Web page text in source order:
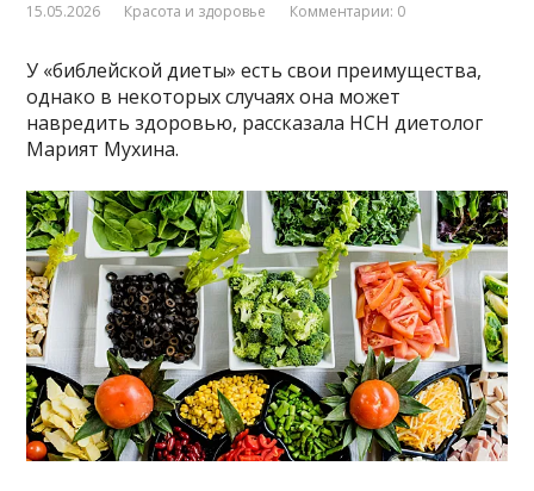
15.05.2026 Красота и здоровье Комментарии: 0
У «библейской диеты» есть свои преимущества,
однако в некоторых случаях она может
навредить здоровью, рассказала НСН диетолог
Марият Мухина.